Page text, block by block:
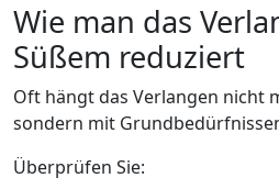
Wie man das
Süßem reduziert
Oft hängt das Verlangen nicht
sondern mit
Überprüfen Sie: